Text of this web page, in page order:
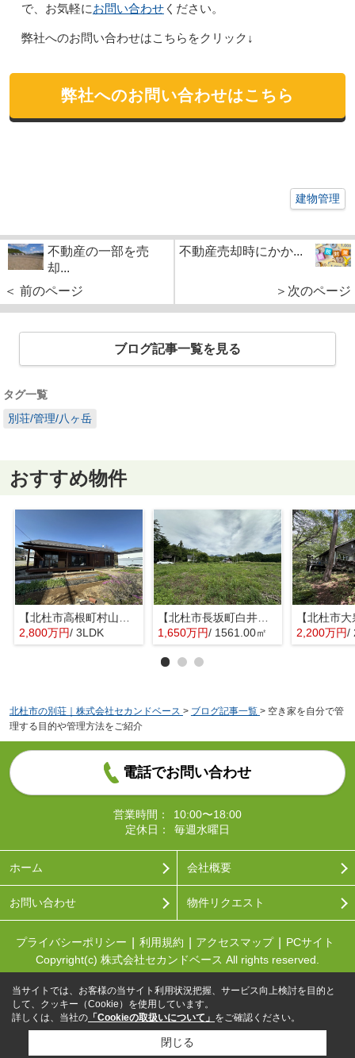
で、お気軽にお問い合わせください。
弊社へのお問い合わせはこちらをクリック↓
弊社へのお問い合わせはこちら
建物管理
不動産の一部を売
却...
＜ 前のページ
不動産売却時にかか...
＞次のページ
ブログ記事一覧を見る
タグ一覧
別荘/管理/八ヶ岳
おすすめ物件
2,800万円/ 3LDK
【北杜市長坂町白井沢】八ヶ岳等の山並みが望める土地
1,650万円/ 1561.00㎡ 2,200万円/
北杜市の別荘｜株式会社セカンドベース > ブログ記事一覧 > 空き家を自分で管
理する目的や管理方法をご紹介
電話でお問い合わせ
営業時間：
10:00〜18:00
定休日：
毎週水曜日
ホーム 会社概要
お問い合わせ 物件リクエスト
プライバシーポリシー 利用規約 アクセスマップ
PCサイト
Copyright(c) 株式会社セカンドベース All rights reserved.
当サイトでは、お客様の当サイト利用状況把握、サービス向上検討を目的と
して、クッキー（Cookie）を使用しています。
詳しくは、当社の 「Cookieの取扱いについて」 をご確認ください。
閉じる